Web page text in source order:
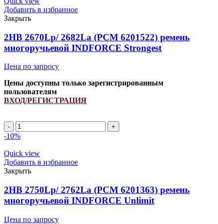
ремень
многоручьевой
INDFORCE
Strongest
quantity
Добавить в избранное
Закрыть
2HB 2670Lp/ 2682La (PCM 6201522) ремень
многоручьевой INDFORCE Strongest
Цена по запросу
Цены доступны только зарегистрированным
пользователям
ВХОД/РЕГИСТРАЦИЯ
2HB
2670Lp/
(PCM
6201522)
ремень
многоручьевой
INDFORCE
Strongest
quantity
-10%
Quick view
Добавить в избранное
Закрыть
2HB 2750Lp/ 2762La (PCM 6201363) ремень
многоручьевой INDFORCE Unlimit
Цена по запросу